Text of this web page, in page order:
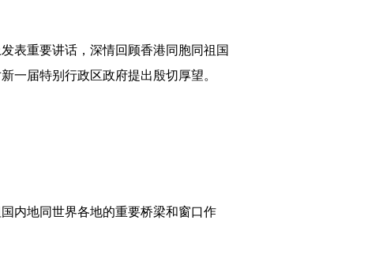
表重要讲话，深情回顾香港同胞同祖国
一届特别行政区政府提出殷切厚望。
内地同世界各地的重要桥梁和窗口作